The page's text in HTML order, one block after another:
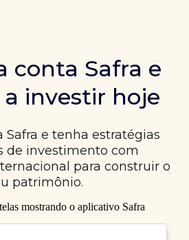
conta Safra e
investir hoje
Safra e tenha estratégias
de investimento com
para construir o
patrimônio.